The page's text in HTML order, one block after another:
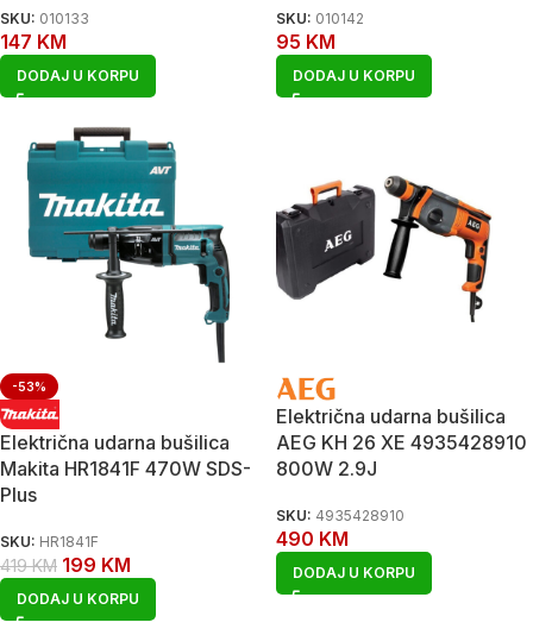
SKU: 010133
147 KM
DODAJ U KORPU
SKU: 010142
95 KM
DODAJ U KORPU
-53%
Električna udarna bušilica
Makita HR1841F 470W SDS-
Plus
SKU: HR1841F
419KM 199 KM
DODAJ U KORPU
Električna udarna bušilica
AEG KH 26 XE 4935428910
800W 2.9J
SKU: 4935428910
490 KM
DODAJ U KORPU